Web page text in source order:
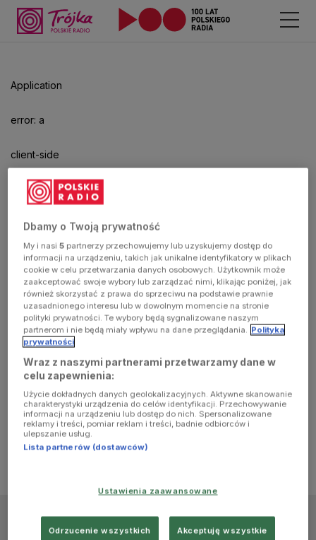
Application
error: a
client-side
exception
has
occurred
(see the
browser
console for
more
information)
Dbamy o Twoją prywatność
My i nasi5 partnerzy przechowujemy lub uzyskujemy dostęp do
informacji na urządzeniu, takich jak unikalne identyfikatory w plikach
cookie w celu przetwarzania danych osobowych. Użytkownik może
zaakceptować swoje wybory lub zarządzać nimi, klikając poniżej, jak
również skorzystać z prawa do sprzeciwu na podstawie prawnie
uzasadnionego interesu lub w dowolnym momencie na stronie
polityki prywatności. Te wybory będą sygnalizowane naszym
partnerom i nie będą miały wpływu na dane przeglądania. Polityka
prywatności
Wraz z naszymi partnerami przetwarzamy dane w
celu zapewnienia:
Użycie dokładnych danych geolokalizacyjnych. Aktywne skanowanie
charakterystyki urządzenia do celów identyfikacji. Przechowywanie
informacji na urządzeniu lub dostęp do nich. Spersonalizowane
reklamy i treści, pomiar reklam i treści, badnie odbiorców i
ulepszanie usług.
Lista partnerów (dostawców)
Ustawienia zaawansowane
Odrzucenie wszystkich Akceptuję wszystkie